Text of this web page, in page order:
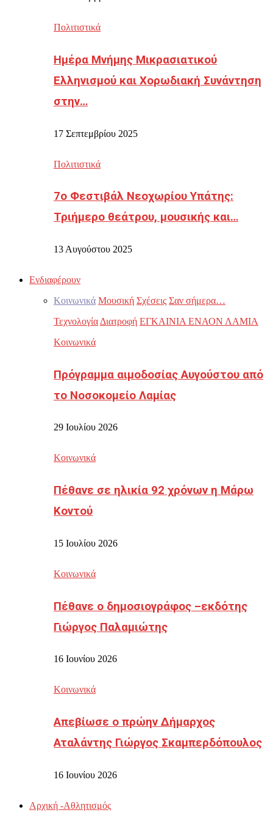
Πολιτιστικά
Ημέρα Μνήμης Μικρασιατικού
Ελληνισμού και Χορωδιακή Συνάντηση
στην…
17 Σεπτεμβρίου 2025
Πολιτιστικά
7ο Φεστιβάλ Νεοχωρίου Υπάτης:
Τριήμερο θεάτρου, μουσικής και…
13 Αυγούστου 2025
Ενδιαφέρουν
Κοινωνικά Μουσική Σχέσεις Σαν σήμερα…
Τεχνολογία Διατροφή ΕΓΚΑΙΝΙΑ ΕΝΑΟΝ ΛΑΜΙΑ
Κοινωνικά
Πρόγραμμα αιμοδοσίας Αυγούστου από
το Νοσοκομείο Λαμίας
29 Ιουλίου 2026
Κοινωνικά
Πέθανε σε ηλικία 92 χρόνων η Μάρω
Κοντού
15 Ιουλίου 2026
Κοινωνικά
Πέθανε ο δημοσιογράφος –εκδότης
Γιώργος Παλαμιώτης
16 Ιουνίου 2026
Κοινωνικά
Απεβίωσε ο πρώην Δήμαρχος
Αταλάντης Γιώργος Σκαμπερδόπουλος
16 Ιουνίου 2026
Αρχική -Αθλητισμός